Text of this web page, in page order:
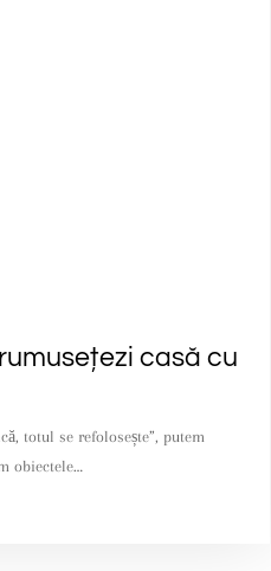
casă cu
totul se refolosește”, putem
obiectele…